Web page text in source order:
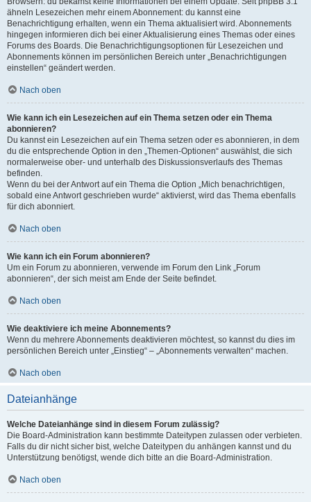
ähneln Lesezeichen mehr einem Abonnement: du kannst eine
Benachrichtigung erhalten, wenn ein Thema aktualisiert wird. Abonnements
hingegen informieren dich bei einer Aktualisierung eines Themas oder eines
Forums des Boards. Die Benachrichtigungsoptionen für Lesezeichen und
Abonnements können im persönlichen Bereich unter „Benachrichtigungen
einstellen“ geändert werden.
Nach oben
Wie kann ich ein Lesezeichen auf ein Thema setzen oder ein Thema
abonnieren?
Du kannst ein Lesezeichen auf ein Thema setzen oder es abonnieren, in dem
du die entsprechende Option in den „Themen-Optionen“ auswählst, die sich
normalerweise ober- und unterhalb des Diskussionsverlaufs des Themas
befinden.
Wenn du bei der Antwort auf ein Thema die Option „Mich benachrichtigen,
sobald eine Antwort geschrieben wurde“ aktivierst, wird das Thema ebenfalls
für dich abonniert.
Nach oben
Wie kann ich ein Forum abonnieren?
Um ein Forum zu abonnieren, verwende im Forum den Link „Forum
abonnieren“, der sich meist am Ende der Seite befindet.
Nach oben
Wie deaktiviere ich meine Abonnements?
Wenn du mehrere Abonnements deaktivieren möchtest, so kannst du dies im
persönlichen Bereich unter „Einstieg“ – „Abonnements verwalten“ machen.
Nach oben
Dateianhänge
Welche Dateianhänge sind in diesem Forum zulässig?
Die Board-Administration kann bestimmte Dateitypen zulassen oder verbieten.
Falls du dir nicht sicher bist, welche Dateitypen du anhängen kannst und du
Unterstützung benötigst, wende dich bitte an die Board-Administration.
Nach oben